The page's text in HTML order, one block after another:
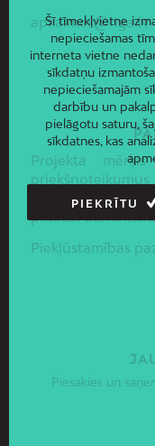
apkaimes@riga.lv
Projekta
ekonomiskās un
pilsētas
Piekļūstamības
Piesakies un
Šī tīmekļvietne
nepieciešamas
interneta vietne
sīkdatņu
nepieciešamajām
darbību un
pielāgotu saturu,
sīkdatnes, kas
PIEKRĪTU